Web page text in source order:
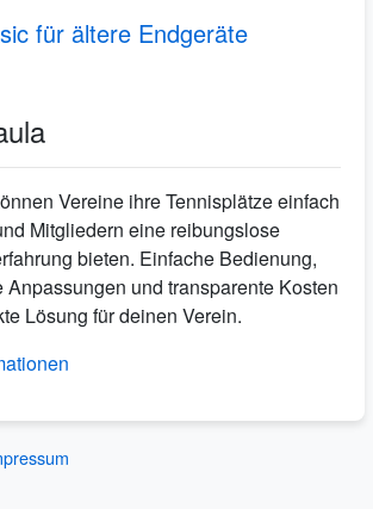
für ältere Endgeräte
Vereine ihre Tennisplätze einfach
Mitgliedern eine reibungslose
bieten. Einfache Bedienung,
und transparente Kosten
Lösung für deinen Verein.